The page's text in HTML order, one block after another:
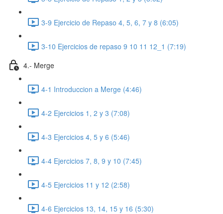
3-9 Ejercicio de Repaso 4, 5, 6, 7 y 8 (6:05)
3-10 Ejercicios de repaso 9 10 11 12_1 (7:19)
4.- Merge
4-1 Introduccion a Merge (4:46)
4-2 Ejercicios 1, 2 y 3 (7:08)
4-3 Ejercicios 4, 5 y 6 (5:46)
4-4 Ejercicios 7, 8, 9 y 10 (7:45)
4-5 Ejercicios 11 y 12 (2:58)
4-6 Ejercicios 13, 14, 15 y 16 (5:30)